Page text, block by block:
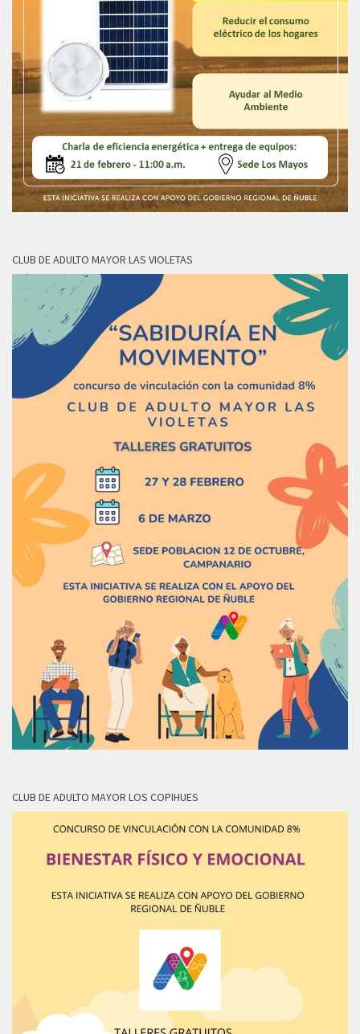
CLUB DE ADULTO MAYOR LAS VIOLETAS
CLUB DE ADULTO MAYOR LOS COPIHUES